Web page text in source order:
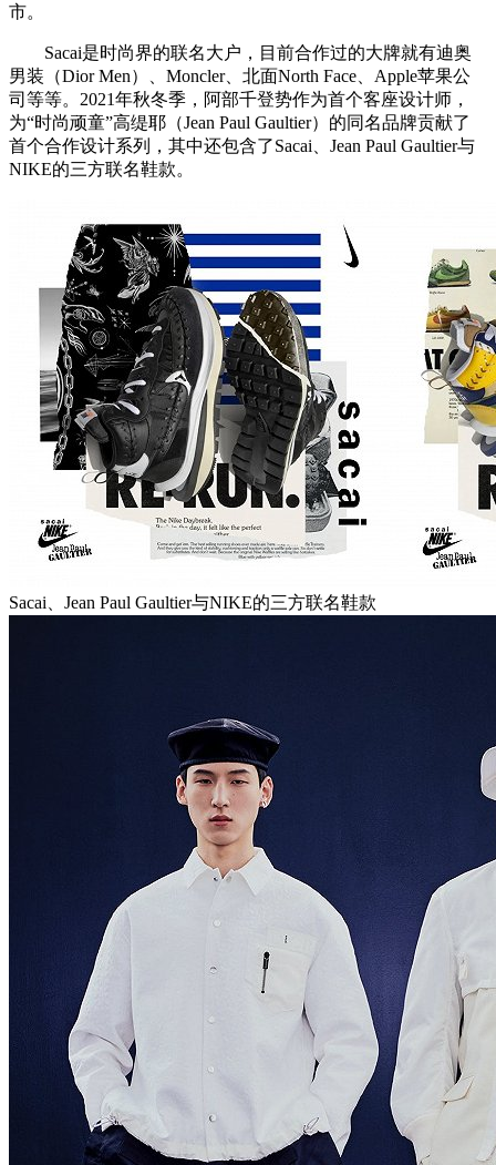
市。
Sacai是时尚界的联名大户，目前合作过的大牌就有迪奥
男装（Dior Men）、Moncler、北面North Face、Apple苹果公
司等等。2021年秋冬季，阿部千登势作为首个客座设计师，
为“时尚顽童”高缇耶（Jean Paul Gaultier）的同名品牌贡献了
首个合作设计系列，其中还包含了Sacai、Jean Paul Gaultier与
NIKE的三方联名鞋款。
Sacai、Jean Paul Gaultier与NIKE的三方联名鞋款